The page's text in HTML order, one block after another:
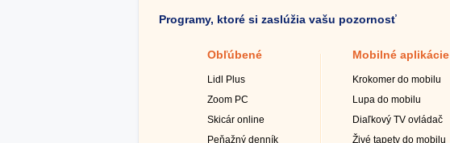
Programy, ktoré si zaslúžia vašu pozornosť
Obľúbené
Lidl Plus
Zoom PC
Skicár online
Peňažný denník
Mobilné aplikácie
Krokomer do mobilu
Lupa do mobilu
Diaľkový TV ovládač
Živé tapety do mobilu